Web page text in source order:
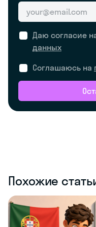
Даю согласие
данных
Соглашаюсь на
Похожие